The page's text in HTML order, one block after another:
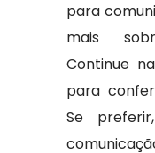
para
mais
Continue
para
Se